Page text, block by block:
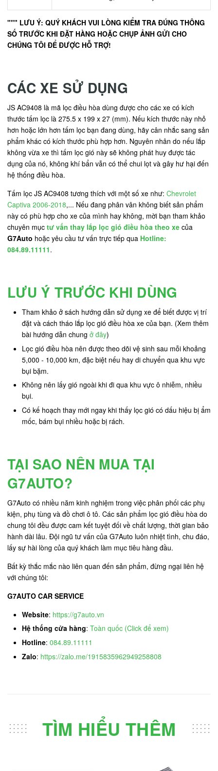
""" LƯU Ý: QUÝ KHÁCH VUI LÒNG KIỂM TRA ĐÚNG THÔNG
SỐ TRƯỚC KHI ĐẶT HÀNG HOẶC CHỤP ẢNH GỬI CHO
CHÚNG TÔI ĐỂ ĐƯỢC HỖ TRỢ!
CÁC XE SỬ DỤNG
JS AC9408 là mã lọc điều hòa dùng được cho các xe có kích
thước tấm lọc là 275.5 x 199 x 27 (mm). Nếu kích thước này nhỏ
hơn hoặc lớn hơn tấm lọc bạn đang dùng, hãy cân nhắc sang sản
phẩm khác có kích thước phù hợp hơn. Nguyên nhân do nếu lắp
không vừa xe thì tấm lọc gió này sẽ không phát huy được tác
dụng của nó, không khí bẩn vẫn có thể chui lọt và gây hư hại đến
hệ thống điều hòa.
Tấm lọc JS AC9408 tương thích với một số xe như: Chevrolet
Captiva 2006-2018,... Nếu đang phân vân không biết sản phẩm
này có phù hợp cho xe của mình hay không, mời bạn tham khảo
chuyên mục tư vấn thay lắp lọc gió điều hòa theo xe của
G7Auto hoặc yêu cầu tư vấn trực tiếp qua Hotline:
084.89.11111.
LƯU Ý TRƯỚC KHI DÙNG
Tham khảo ở sách hướng dẫn sử dụng xe để biết được vị trí
đặt và cách tháo lắp lọc gió điều hòa xe của bạn. (Xem thêm
bài hướng dẫn chung ở đây)
Lọc gió điều hòa nên được theo dõi vệ sinh sau mỗi khoảng
5,000 - 10,000 km, đặc biệt nếu hay di chuyển qua khu vực
bụi bặm.
Không nên lấy gió ngoài khi đi qua khu vực ô nhiễm, nhiều
bụi.
Có kế hoạch thay mới ngay khi thấy lọc gió có dấu hiệu bị ẩm
mốc, bám bụi nhiều hoặc bị rách.
TẠI SAO NÊN MUA TẠI
G7AUTO?
G7Auto có nhiều năm kinh nghiệm trong việc phân phối các phụ
kiện, phụ tùng và đồ chơi ô tô. Các sản phẩm lọc gió điều hòa do
chung tôi đều được cam kết tuyệt đối về chất lượng, thời gian bảo
hành dài lâu. Đội ngũ tư vấn của G7Auto luôn nhiệt tình, chu đáo,
lấy sự hài lòng của quý khách làm mục tiêu hàng đầu.
Bất kỳ thắc mắc nào liên quan đến sản phẩm, đừng ngại liên hệ
với chúng tôi:
G7AUTO CAR SERVICE
Website: https://g7auto.vn
Hệ thống cửa hàng: Toàn quốc (Click để xem)
Hotline: 084.89.11111
Zalo: https://zalo.me/1915835962949258808
TÌM HIỂU THÊM